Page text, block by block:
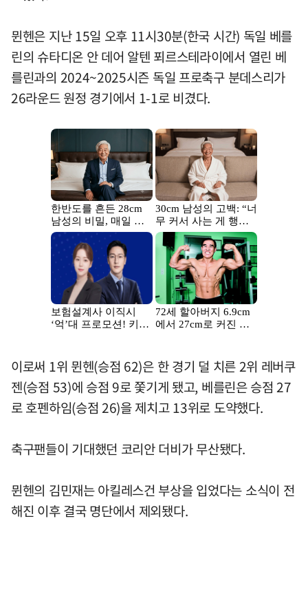
뮌헨은 지난 15일 오후 11시30분(한국 시간) 독일 베를
린의 슈타디온 안 데어 알텐 푀르스테라이에서 열린 베
를린과의 2024~2025시즌 독일 프로축구 분데스리가
26라운드 원정 경기에서 1-1로 비겼다.
이로써 1위 뮌헨(승점 62)은 한 경기 덜 치른 2위 레버쿠
젠(승점 53)에 승점 9로 쫓기게 됐고, 베를린은 승점 27
로 호펜하임(승점 26)을 제치고 13위로 도약했다.
축구팬들이 기대했던 코리안 더비가 무산됐다.
뮌헨의 김민재는 아킬레스건 부상을 입었다는 소식이 전
해진 이후 결국 명단에서 제외됐다.